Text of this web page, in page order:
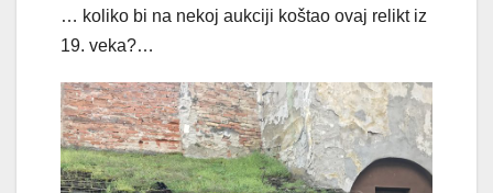
… koliko bi na nekoj aukciji koštao ovaj relikt iz
19. veka?…